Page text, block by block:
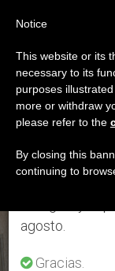
ÚLTIMAS
Aviso
Del 27 de
anual,
se generan
agosto.
Gracias.
Notice
This website or its
necessary to its
purposes
more or withdraw
please refer to the
By closing this
continuing to